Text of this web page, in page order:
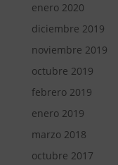
enero 2020
diciembre 2019
noviembre 2019
octubre 2019
febrero 2019
enero 2019
marzo 2018
octubre 2017